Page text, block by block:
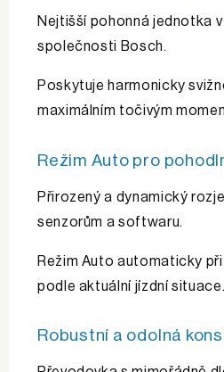
Nejtišší pohonná jednotka
společnosti Bosch.
Poskytuje harmonicky
maximálním točivým
Režim Auto pro
Přirozený a dynamický
senzorům a softwaru.
Režim Auto automaticky
podle aktuální jízdní situace.
Robustní a odolná